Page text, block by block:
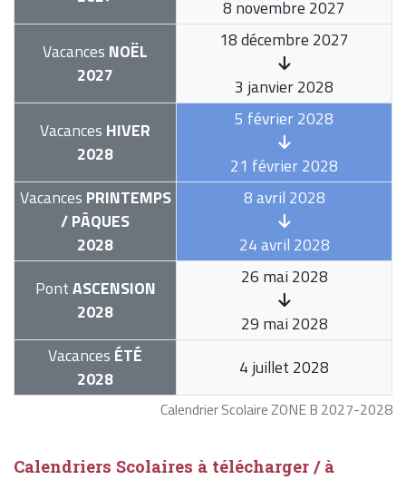
Calendrier Scolaire ZONE B 2027-2028
8 novembre 2027
Vacances NOËL
2027
18 décembre 2027
3 janvier 2028
Vacances HIVER
2028
5 février 2028
21 février 2028
Vacances PRINTEMPS
/ PÂQUES
2028
8 avril 2028
24 avril 2028
PontASCENSION
2028
26 mai 2028
29 mai 2028
Vacances ÉTÉ
2028
4 juillet 2028
Calendriers Scolaires à télécharger / à